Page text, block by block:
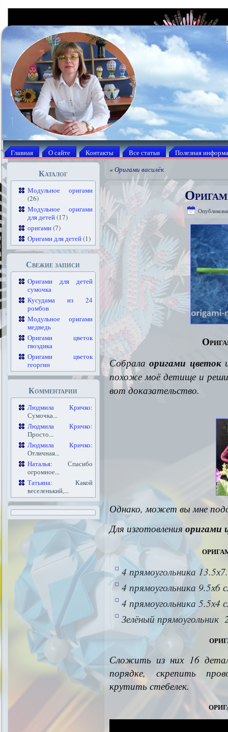
Главная О сайте Контакты Все статьи Полезная
Каталог
Модульное оригами
(26)
Модульное оригами
для детей(17)
оригами(7)
Оригами для детей(1)
Свежие записи
Оригами для детей
сумочка
Кусудама из 24
ромбов
Модульное оригами
медведь
Оригами цветок
гвоздика
Оригами цветок
георгин
Комментарии
Людмила Кричко:
Сумочка...
Людмила Кричко:
Просто...
Людмила Кричко:
Отличная...
Наталья: Спасибо
огромное...
Татьяна: Какой
веселенький,...
«Оригами василёк
Собралаоригами цветок
похоже моё детище и
вот доказательство.
Однако, может вы мне
Для изготовления оригами
4 прямоугольника
4 прямоугольника 9.5х6
4 прямоугольника 5.5х4
Зелёный прямоугольник
Сложить из них 16
порядке, скрепить
крутить стебелек.